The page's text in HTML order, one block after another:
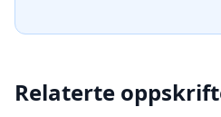
Relaterte